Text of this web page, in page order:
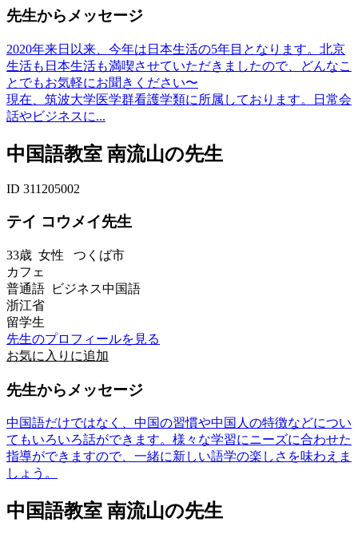
先生からメッセージ
2020年来日以来、今年は日本生活の5年目となります。北京
生活も日本生活も満喫させていただきましたので、どんなこ
とでもお気軽にお聞きください〜
現在、筑波大学医学群看護学類に所属しております。日常会
話やビジネスに...
中国語教室 南流山の先生
ID 311205002
テイ コウメイ先生
33歳 女性 つくば市
カフェ
普通語 ビジネス中国語
浙江省
留学生
先生のプロフィールを見る
お気に入りに追加
先生からメッセージ
中国語だけではなく、中国の習慣や中国人の特徴などについ
てもいろいろ話ができます。様々な学習にニーズに合わせた
指導ができますので、一緒に新しい語学の楽しさを味わえま
しょう。
中国語教室 南流山の先生